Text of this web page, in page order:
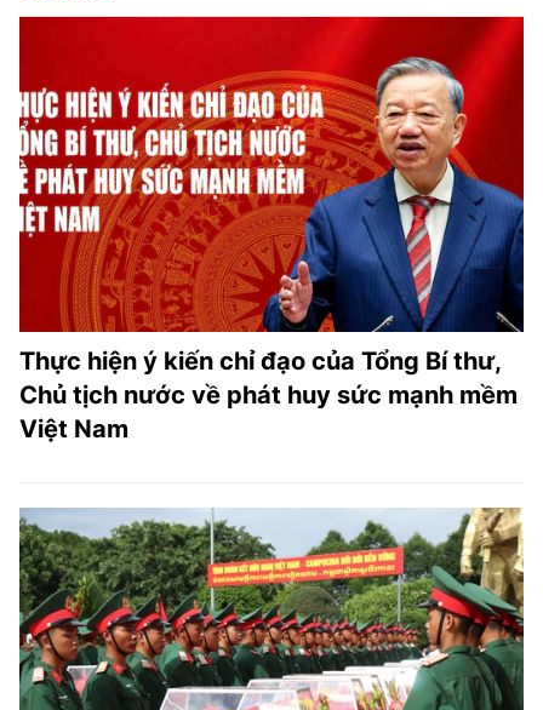
Thực hiện ý kiến chỉ đạo của Tổng Bí thư,
Chủ tịch nước về phát huy sức mạnh mềm
Việt Nam